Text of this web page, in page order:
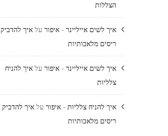
הצללות
איך לשים אייליינר - איפור על איך להדביק
ריסים מלאכותיות
איך לשים אייליינר - איפור על איך להניח
צלליות
איך להניח צלליות - איפור על איך להדביק
ריסים מלאכותיות